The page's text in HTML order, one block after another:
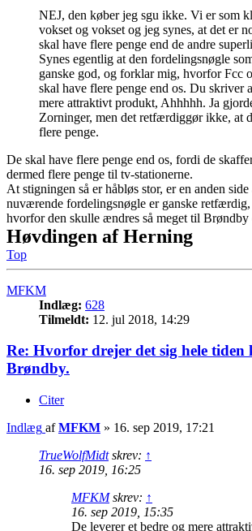
NEJ, den køber jeg sgu ikke. Vi er som
vokset og vokset og jeg synes, at det er
skal have flere penge end de andre
Synes egentlig at den fordelingsnøgle
ganske god, og forklar mig, hvorfor Fcc
skal have flere penge end os. Du skriver
mere attraktivt produkt, Ahhhhh. Ja
Zorninger, men det retfærdiggør ikke, at
flere penge.
De skal have flere penge end os, fordi de
dermed flere penge til tv-stationerne.
At stigningen så er håbløs stor, er en anden
nuværende fordelingsnøgle er ganske
hvorfor den skulle ændres så meget til
Høvdingen af Herning
Top
MFKM
Indlæg: 628
Tilmeldt: 12. jul 2018, 14:29
Re: Hvorfor drejer det sig hele tiden
Brøndby.
Citer
Indlæg afMFKM » 16. sep 2019, 17:21
TrueWolfMidtskrev: ↑
16. sep 2019, 16:25
MFKMskrev: ↑
16. sep 2019, 15:35
De leverer et bedre og mere